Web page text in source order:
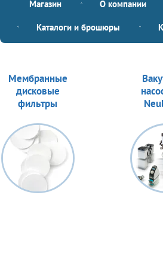
Магазин О компании
Каталоги и брошюры
Мембранные
дисковые
фильтры